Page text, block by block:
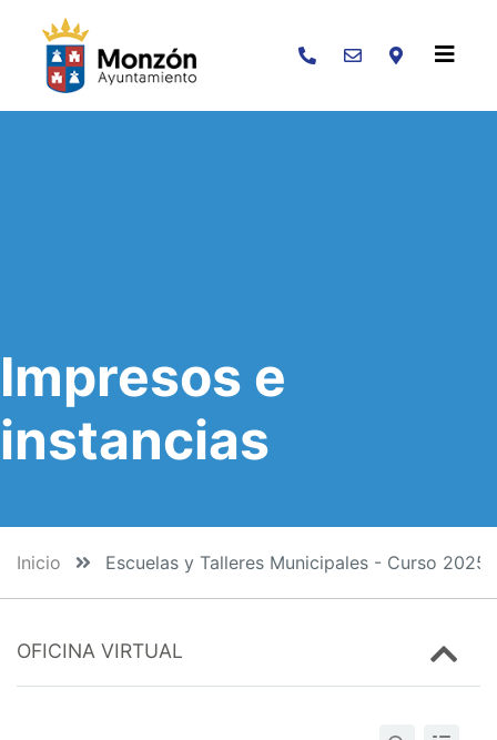
Buscar
Impresos e
instancias
Inicio Escuelas y Talleres Municipales - Curso
OFICINA VIRTUAL